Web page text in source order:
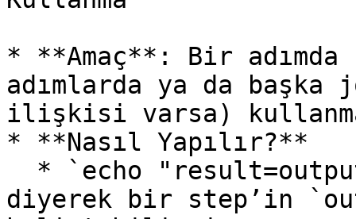
* **Amaç**: Bir
adımlarda ya da başka
ilişkisi varsa)
* **Nasıl Yapılır?**
diyerek bir step’in